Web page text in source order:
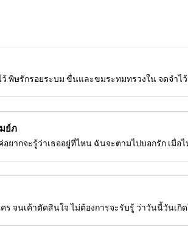
พิษรักรอยระบม ขื่นและขมระทมทรวงใน จดจำไ
ย์ภ
ยากจะรู้ว่าเธออยู่ที่ไหน ฉันจะตามไปบอกรัก เมื่อ
จนเค้าตัดสินใจ ไม่ต้องการจะรับรู้ ว่าวันนี้วันเกิด